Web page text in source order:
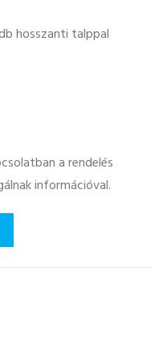
hosszanti talppal
a rendelés
információval.